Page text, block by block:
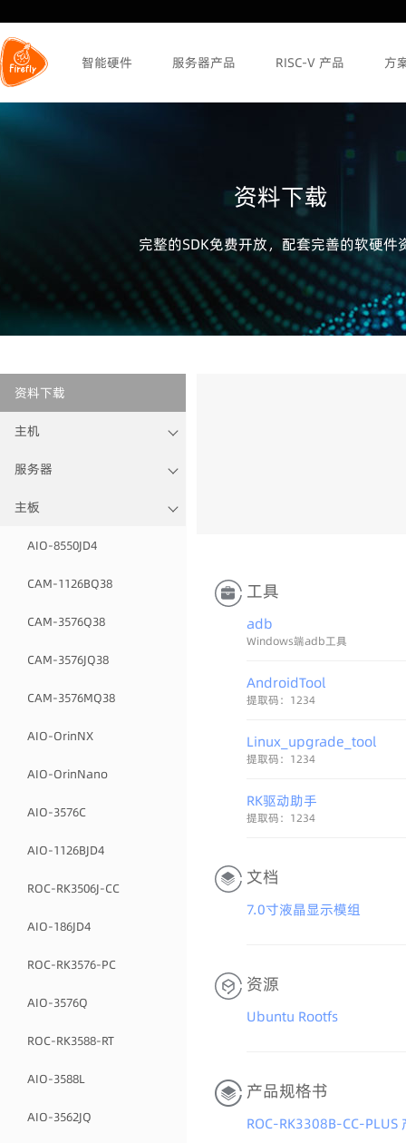
智能硬件 服务器产品 RISC-V 产品 方
资料下载
完整的SDK免费开放，配套完善的软硬件
资料下载
主机
服务器
主板
AIO-8550JD4
CAM-1126BQ38
CAM-3576Q38
CAM-3576JQ38
CAM-3576MQ38
AIO-OrinNX
AIO-OrinNano
AIO-3576C
AIO-1126BJD4
ROC-RK3506J-CC
AIO-186JD4
ROC-RK3576-PC
AIO-3576Q
ROC-RK3588-RT
AIO-3588L
AIO-3562JQ
工具
adb
Windows端adb工具
AndroidTool
提取码：1234
Linux_upgrade_tool
提取码：1234
RK驱动助手
提取码：1234
文档
7.0寸液晶显示模组
资源
Ubuntu Rootfs
产品规格书
ROC-RK3308B-CC-PLUS